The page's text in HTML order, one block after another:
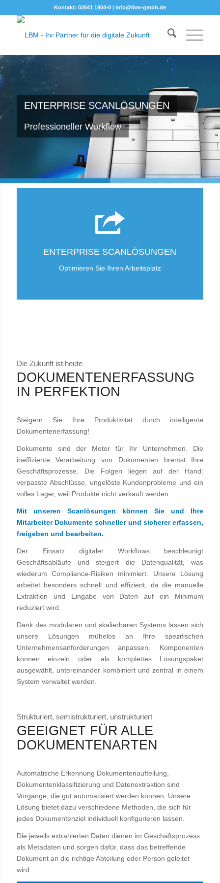
Kontakt: 02841 1804-0 | info@lbm-gmbh.de
ENTERPRISE SCANLÖSUNGEN
Professioneller Workflow
ENTERPRISE SCANLÖSUNGEN
Optimieren Sie Ihren Arbeitsplatz
Die Zukunft ist heute
DOKUMENTENERFASSUNG
IN PERFEKTION
Steigern Sie Ihre Produktivität durch intelligente
Dokumentenerfassung!
Dokumente sind der Motor für Ihr Unternehmen. Die
ineffiziente Verarbeitung von Dokumenten bremst Ihre
Geschäftsprozesse. Die Folgen liegen auf der Hand:
verpasste Abschlüsse, ungelöste Kundenprobleme und ein
volles Lager, weil Produkte nicht verkauft werden.
Mit unseren Scanlösungen können Sie und Ihre
Mitarbeiter Dokumente schneller und sicherer erfassen,
freigeben und bearbeiten.
Der Einsatz digitaler Workflows beschleunigt
Geschäftsabläufe und steigert die Datenqualität, was
wiederum Compliance-Risiken minimiert. Unsere Lösung
arbeitet besonders schnell und effizient, da die manuelle
Extraktion und Eingabe von Daten auf ein Minimum
reduziert wird.
Dank des modularen und skalierbaren Systems lassen sich
unsere Lösungen mühelos an Ihre spezifischen
Unternehmensanforderungen anpassen. Komponenten
können einzeln oder als komplettes Lösungspaket
ausgewählt, untereinander kombiniert und zentral in einem
System verwaltet werden.
Strukturiert, semistrukturiert, unstrukturiert
GEEIGNET FÜR ALLE
DOKUMENTENARTEN
Automatische Erkennung Dokumentenaufteilung,
Dokumentenklassifizierung und Datenextraktion sind
Vorgänge, die gut automatisiert werden können. Unsere
Lösung bietet dazu verschiedene Methoden, die sich für
jedes Dokumentenziel individuell konfigurieren lassen.
Die jeweils extrahierten Daten dienen im Geschäftsprozess
als Metadaten und sorgen dafür, dass das betreffende
Dokument an die richtige Abteilung oder Person geleitet
wird.